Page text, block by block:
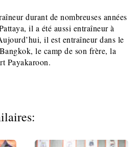
durant de nombreuses années
il a été aussi entraîneur à
il est entraîneur dans le
le camp de son frère, la
Payakaroon.